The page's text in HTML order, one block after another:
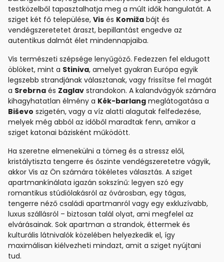
testközelből tapasztalhatja meg a múlt idők hangulatát. A
sziget két fő települése, Vis és Komiža bájt és
vendégszeretetet áraszt, bepillantást engedve az
autentikus dalmát élet mindennapjaiba.
Vis természeti szépsége lenyűgöző. Fedezzen fel eldugott
öblöket, mint a Stiniva, amelyet gyakran Európa egyik
legszebb strandjának választanak, vagy frissítse fel magát
a Srebrna és Zaglav strandokon. A kalandvágyók számára
kihagyhatatlan élmény a Kék-barlang meglátogatása a
Biševo szigetén, vagy a víz alatti alagutak felfedezése,
melyek még abból az időből maradtak fenn, amikor a
sziget katonai bázisként működött.
Ha szeretne elmenekülni a tömeg és a stressz elől,
kristálytiszta tengerre és őszinte vendégszeretetre vágyik,
akkor Vis az Ön számára tökéletes választás. A sziget
apartmankínálata igazán sokszínű: legyen szó egy
romantikus stúdiólakásról az óvárosban, egy tágas,
tengerre néző családi apartmanról vagy egy exkluzívabb,
luxus szállásról – biztosan talál olyat, ami megfelel az
elvárásainak. Sok apartman a strandok, éttermek és
kulturális látnivalók közelében helyezkedik el, így
maximálisan kiélvezheti mindazt, amit a sziget nyújtani
tud.